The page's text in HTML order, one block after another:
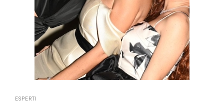
ESPERTI